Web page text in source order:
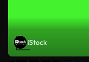
iStock